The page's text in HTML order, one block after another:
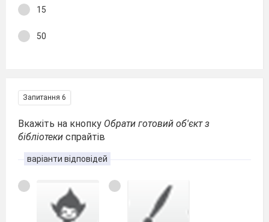
15
50
Запитання 6
Вкажіть на кнопку Обрати готовий об'єкт з
бібліотеки спрайтів
варіанти відповідей